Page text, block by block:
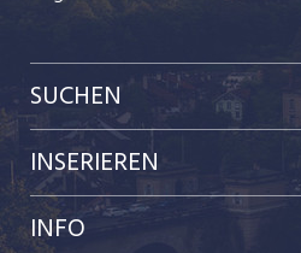
SUCHEN
Jobs im Kanton Bern
Jobs in der Stadt Bern
INSERIEREN
Preise & Leistungen
INFO